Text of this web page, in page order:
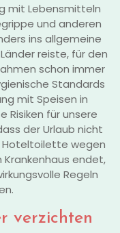
mit Lebensmitteln
und anderen
ins allgemeine
reiste, für den
schon immer
Standards
mit Speisen in
Risiken für unsere
der Urlaub nicht
wegen
Krankenhaus endet,
Regeln
verzichten